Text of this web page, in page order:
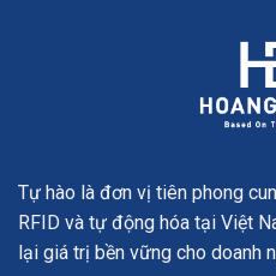
Tự hào là đơn vị tiên phong
RFID và tự động hóa tại Việt
lại giá trị bền vững cho doanh